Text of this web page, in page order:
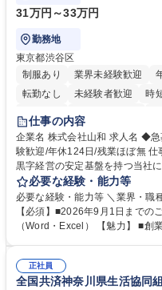
31万円～33万円
勤務地
東京都渋谷区
制服あり
業界未経験歓迎
転勤なし
未経験者歓迎 時
育休あり
完全週休2日制
仕事の内容
企業名 株式会社山和 求人名 ◆急募｜9月1日入社◆【渋谷/一般事務】未経
験歓迎/年休124日/残業ほぼ無 仕事の内容 不動産事業を展開し、創業以来
黒字経営の安定基盤を持つ当社
がほぼ発生せず、連続した日程
方にお勧めの環境です！ 入社後はOJTを通じて丁寧に研修を行いますの
で、事務未経験の方でも安心し
話・来客対応 ■物件の鍵や社内
必要な経験・能力等
必要な経験・能力等 ＼業界・職
【必須】■2026年9月1日までの
（Word・Excel） 【魅力】 ■創業以来黒字の安定した経営基盤で長期的に
のOJTで業務を習得可能、未経験でもし
歴：大学院 大学 高専 短大 語学力
正社員
全国共済神奈川県生活協同